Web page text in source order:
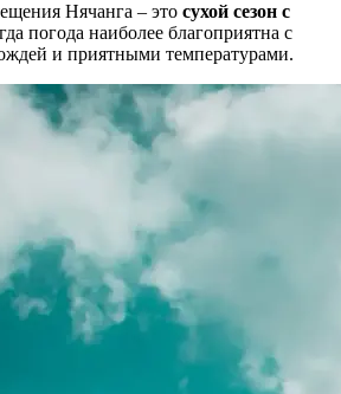
Нячанга – это сухой сезон с
погода наиболее благоприятна с
и приятными температурами.